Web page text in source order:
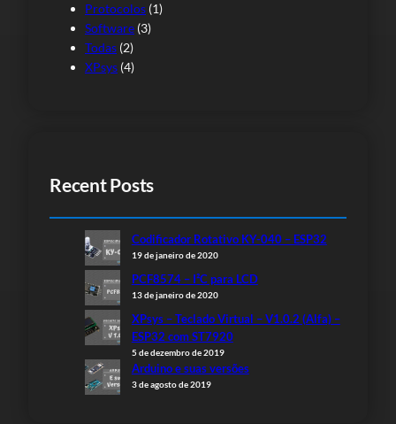
Protocolos (1)
Software (3)
Todas (2)
XPsys (4)
Recent Posts
Codificador Rotativo KY-040 – ESP32
19 de janeiro de 2020
PCF8574 – I²C para LCD
13 de janeiro de 2020
XPsys – Teclado Virtual – V1.0.2 (Alfa) –
ESP32 com ST7920
5 de dezembro de 2019
Arduino e suas versões
3 de agosto de 2019